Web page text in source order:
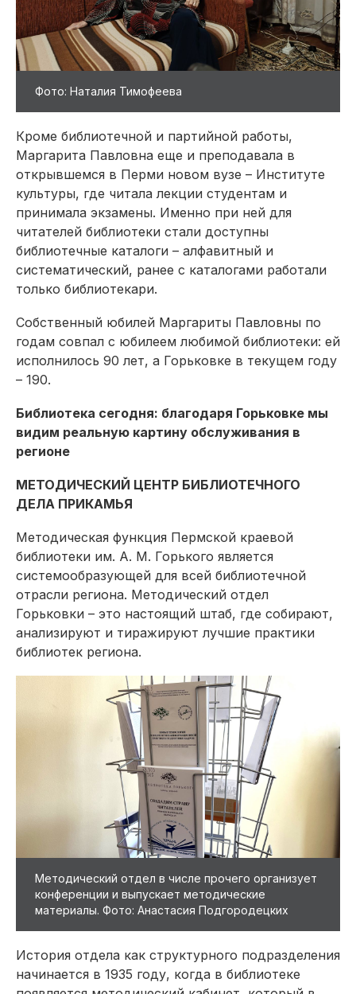
Фото: Наталия Тимофеева
Кроме библиотечной и партийной работы,
Маргарита Павловна еще и преподавала в
открывшемся в Перми новом вузе – Институте
культуры, где читала лекции студентам и
принимала экзамены. Именно при ней для
читателей библио­теки стали доступны
библиотечные каталоги – алфавитный и
систематический, ранее с каталогами работали
только библиотекари.
Собственный юбилей Маргариты Павловны по
годам совпал с юбилеем любимой библиотеки: ей
исполнилось 90 лет, а Горьковке в текущем году
– 190.
Библиотека сегодня: благодаря Горьковке мы
видим реальную картину обслуживания в
регионе
МЕТОДИЧЕСКИЙ ЦЕНТР БИБЛИОТЕЧНОГО
ДЕЛА ПРИКАМЬЯ
Методическая функция Пермской краевой
библиотеки им. А. М. Горького является
системообразующей для всей библиотечной
отрасли региона. Методический отдел
Горьковки – это настоящий штаб, где собирают,
анализируют и тиражируют лучшие практики
библио­тек региона.
Методический отдел в числе прочего организует
конференции и выпускает методические
материалы. Фото: Анастасия Подгородецких
История отдела как структурного подразделения
начинается в 1935 году, когда в библиотеке